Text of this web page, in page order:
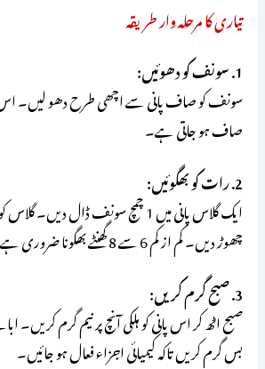
تیاری کا مرحلہ وار طریقہ
1. سونف کو دھوئیں:
سونف کو صاف پانی سے اچھی طرح دھو لیں۔
صاف ہو جاتی ہے۔
2. رات کو بھگوئیں:
ایک گلاس پانی میں 1 چمچ سونف ڈال
چھوڑ دیں۔ کم از کم 6 سے 8 گھنٹے بھگونا ضروری ہے۔
3. صبح گرم کریں:
صبح اٹھ کر اس پانی کو ہلکی آنچ پر نیم گرم کریں۔
بس گرم کریں تاکہ کیمیائی اجزاء فعال ہو جائیں۔